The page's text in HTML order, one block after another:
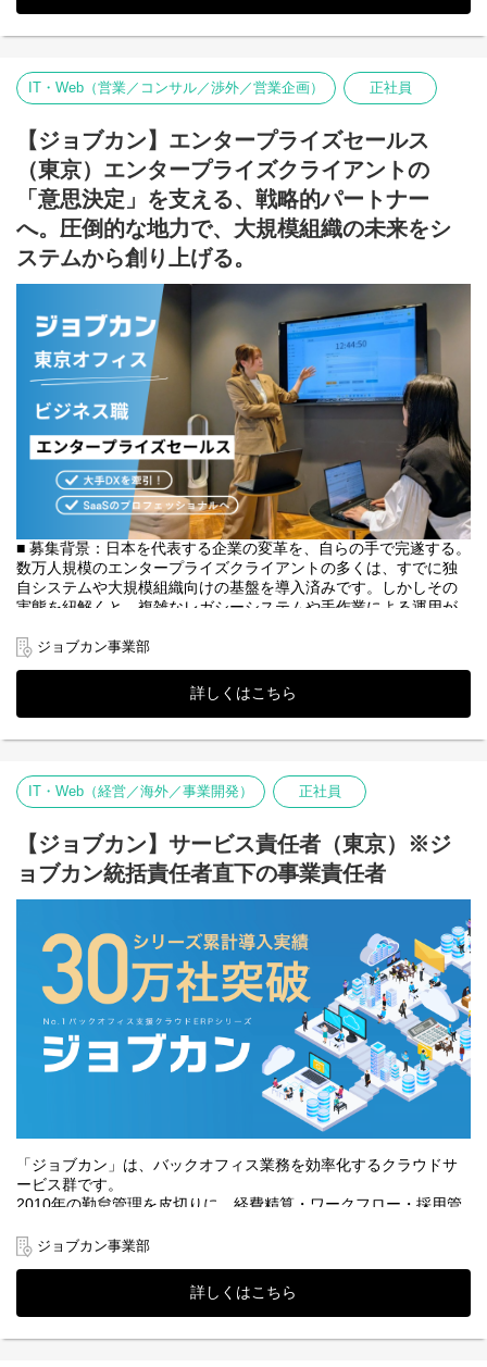
※選考状況に応じ、回数が変更になる場合がございます
■DONUTS GAMESを知る
・最新プレスリリースなど
https://www.donuts.ne.jp/products/games
・Waffles - DONUTS Magazine
https://waffles.donuts.ne.jp/?utm_source=gameorg
・Waffles - ゲーム関連記事一覧
https://waffles.donuts.ne.jp/category/game/?
utm_source=gameorg
■オリジナルタイトルでNo.1を獲得する！
「D4DJ Groovy Mix」「ブラックスター -Theater Starless-」
「Tokyo 7th シスターズ」「暴走列伝 単車の虎」など、
オリジナルタイトルを中心として多岐にわたるタイトルを開
発・運営しています。
◆募集背景
に送り出すため新設されたコミックレーベルをさらに成長させる
べく、一緒に盛り上げてくれる仲間を募集中です。
「DONUTS COMICS」公式Xアカウント:
https://x.com/donutscomics_bl
◆業務内容
＜主な業務内容＞
これまでのご経験をお聞きしながら下記業務をお任せいたしま
す。
・作家スカウト対応、オリジナル作品の新規立ち上げ、連載対応
・新連載作品の企画立ち上げ
・作家の発掘・スカウト、育成、打ち合わせ
・作品の進行管理、入稿・校了、更新作業等の編集業務
・紙や電子コミックスの企画立案、編集業務
・作品の成績の管理 など
◆仕事のやりがい
・当社は出版事業の他にも、ゲーム事業（D4DJ・7thシスター
ズ・ブラックスター）、ライブ配信事業（ミクチャ・
OPNEREC）、ファッションイベント事業（札幌/沖縄コレクショ
ン）、縦型ショートドラマアプリ事業（タテドラ）、イベントプ
ロデュース事業、タレント/声優マネージメント事業など、数多く
のエンターテインメント関連事業を手がけています。
そのため、自ら手掛けたオリジナルコミックを様々な形で消費者
に届けることができる、多事業展開ならではのやりがいのある環
境です！
ウトし共に成長しつつ、新規事業拡大の実現を目指すことができ
る環境です。
①書類選考 ※履歴書（顔写真付）、職務経歴書、現年収・希望
↓
③二次面接（役員・部長クラス）＋適性検査・リファレンスチェ
※原則、対面形式
↓
④内定・オファー面談
※選考状況によっては面接が増える可能性もあります。
IT・Web（営業／コンサル／渉外／営業企画） 正社員
【ジョブカン】エンタープライズセールス
（東京）エンタープライズクライアントの
「意思決定」を支える、戦略的パートナー
へ。圧倒的な地力で、大規模組織の未来をシ
ステムから創り上げる。
■ 募集背景：日本を代表する企業の変革を、自らの手で完遂する。
数万人規模のエンタープライズクライアントの多くは、すでに独
自システムや大規模組織向けの基盤を導入済みです。しかしその
実態を紐解くと、複雑なレガシーシステムや手作業による運用が
リプレイス要望が後を絶ちません。
ジョブカンは、現場から経営までをシームレスにつなぎ、日本企
業の機動力を引き上げる「社会インフラ」へと昇華することを目
指しています。これまでは中堅・中小企業の課題解決を中心に成
長してきましたが、エンタープライズ領域においては、より高度
ITコンサルに近い「実装・導入の完遂力」が必要不可欠です。
なる飛躍を見据えた「エンタープライズ専任組織」の立ち上げフ
ェーズにあります。 「戦略を描くだけのコンサルでは物足りな
い」「受託開発ではなく、自社プロダクトで社会にインパクトを
与えたい」 そんな想いを持つプロフェッショナルなあなたに、エ
して参画いただきたいと考えています。
■ 代表 西村が掲げる、ジョブカン独自の「エンプラ採用戦略」
私たちが求めているのは、「スライド上の美しさ」ではありませ
ん。複雑な利害関係や現行システムの制約という高い壁を、自ら
の地力で突破し、プロジェクトを完遂させてきた人材です。
「あるべき論」を超えた具体解を： 1万名規模の商談では、理想論
だけでは通用しません。既存の業務フローやシステムとの整合性
を読み解き、現実に即した具体解を提示する必要があります。SIer
でのPM経験や難易度の高いSaaS導入、大規模な組織変革に並走
器となります。
「インフラ創り」を楽しめる泥臭さを： 大規模組織の変革には、
ず、自分の介在によって数万人の働き方がアップデートされるプ
ロセスを「楽しめる」方を求めています。自社プロダクトという
レバレッジの効く武器で、日本企業の土台を塗り替える挑戦に加
■導入事例：
ジョブカン事業部
詳しくはこちら
IT・Web（経営／海外／事業開発） 正社員
【ジョブカン】サービス責任者（東京）※ジ
ョブカン統括責任者直下の事業責任者
「ジョブカン」は、バックオフィス業務を効率化するクラウドサ
ービス群です。
2010年の勤怠管理を皮切りに、経費精算・ワークフロー・採用管
スを展開しています。これまで積み重ねてきた機能・実績から今
ではエンタープライズ企業をはじめ、様々な業界から声が掛かる
顧客が抱える課題は複雑かつ多岐に渡る中で、今まで以上にスピ
ーディな戦略立案・実施が重要と考えております。
ジョブカン事業部
詳しくはこちら